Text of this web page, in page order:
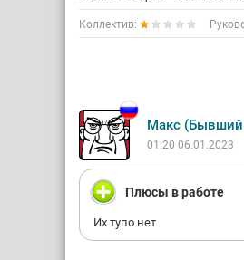
Коллектив:
Макс (Бывший
01:20 06.01.2023
Плюсы в работе
Их тупо нет